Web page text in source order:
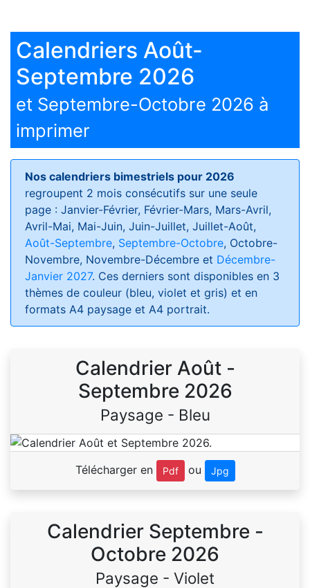
Calendriers Août-
Septembre 2026
et Septembre-Octobre 2026 à
imprimer
Nos calendriers bimestriels pour 2026
regroupent 2 mois consécutifs sur une seule
page : Janvier-Février, Février-Mars, Mars-Avril,
Avril-Mai, Mai-Juin, Juin-Juillet, Juillet-Août,
Août-Septembre, Septembre-Octobre, Octobre-
Novembre, Novembre-Décembre et Décembre-
Janvier 2027. Ces derniers sont disponibles en 3
thèmes de couleur (bleu, violet et gris) et en
formats A4 paysage et A4 portrait.
Calendrier Août -
Septembre 2026
Paysage - Bleu
Télécharger en Pdf ou Jpg
Calendrier Septembre -
Octobre 2026
Paysage - Violet